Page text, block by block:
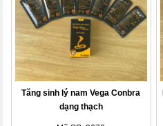
Tăng sinh lý nam Vega Conbra
dạng thạch